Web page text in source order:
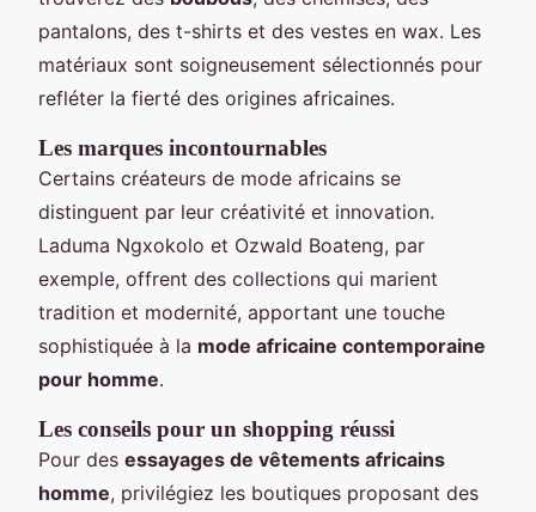
pantalons, des t-shirts et des vestes en wax. Les
matériaux sont soigneusement sélectionnés pour
refléter la fierté des origines africaines.
Les marques incontournables
Certains créateurs de mode africains se
distinguent par leur créativité et innovation.
Laduma Ngxokolo et Ozwald Boateng, par
exemple, offrent des collections qui marient
tradition et modernité, apportant une touche
sophistiquée à la mode africaine contemporaine
pour homme.
Les conseils pour un shopping réussi
Pour des essayages de vêtements africains
homme, privilégiez les boutiques proposant des